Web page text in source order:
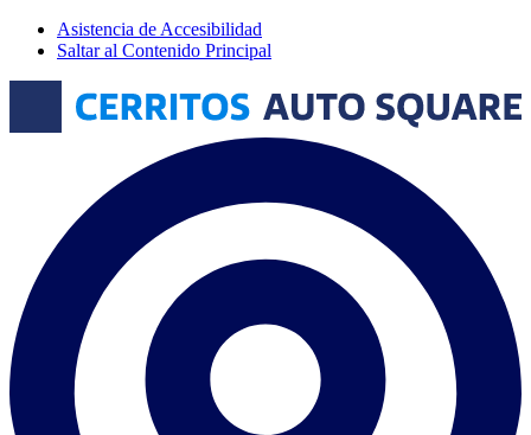
Asistencia de Accesibilidad
Saltar al Contenido Principal